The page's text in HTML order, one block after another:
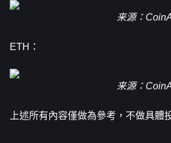
来源：
ETH：
来源：
上述所有內容僅做為參考，不做具體